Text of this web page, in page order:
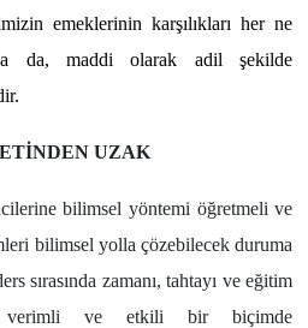
emeklerinin karşılıkları her ne
da, maddi olarak adil şekilde
UZAK
bilimsel yöntemi öğretmeli ve
bilimsel yolla çözebilecek duruma
sırasında zamanı, tahtayı ve eğitim
verimli ve etkili bir biçimde